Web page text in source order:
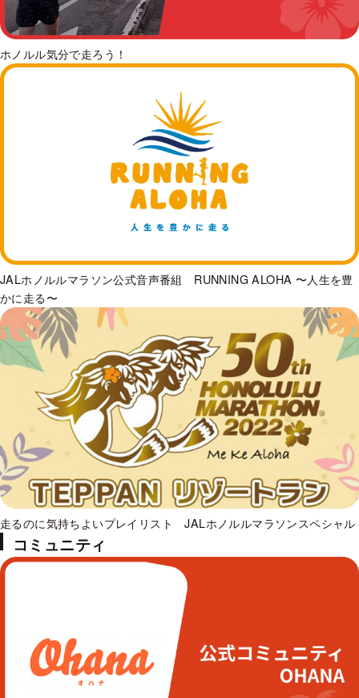
ホノルル気分で走ろう！
JALホノルルマラソン公式音声番組 RUNNING ALOHA 〜人生を豊
かに走る〜
走るのに気持ちよいプレイリスト JALホノルルマラソンスペシャル
コミュニティ